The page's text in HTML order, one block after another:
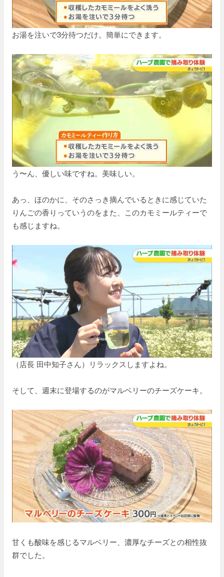
お湯を注いで3分待つだけ。簡単にできます。
う〜ん、優しい味ですね。美味しい。
あっ、ほのかに、そのさっき摘んでいるときに感じていた
りんごの香りっていうのをまた、このカモミールティーで
も感じますね。
（店長 田中知子さん）リラックスしますよね。
そして、週末に登場するのがマルベリーのチーズケーキ。
甘くも酸味を感じるマルベリー、濃厚なチーズとの相性抜
群でした。